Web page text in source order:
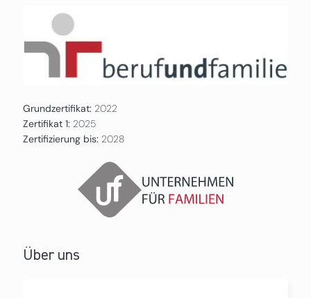
Grundzertifikat: 2022
Zertifikat 1: 2025
Zertifizierung bis: 2028
Über uns